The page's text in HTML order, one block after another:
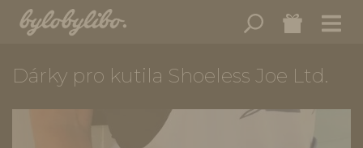
Dárky pro kutila Shoeless Joe Ltd.